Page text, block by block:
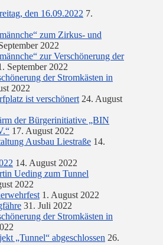
den 16.09.2022 7.
zum Zirkus- und
2022
zur Verschönerung der
September 2022
der Stromkästen in
2022
ist verschönert 24. August
der Bürgerinitiative „BIN
17. August 2022
Ausbau Liestraße 14.
14. August 2022
Ueding zum Tunnel
2022
1. August 2022
31. Juli 2022
der Stromkästen in
„Tunnel“ abgeschlossen 26.